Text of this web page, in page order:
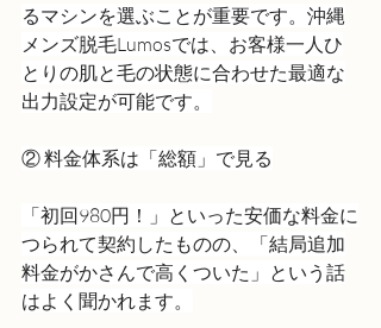
るマシンを選ぶことが重要です。沖縄
メンズ脱毛Lumosでは、お客様一人ひ
とりの肌と毛の状態に合わせた最適な
出力設定が可能です。
② 料金体系は「総額」で見る
「初回980円！」といった安価な料金に
つられて契約したものの、「結局追加
料金がかさんで高くついた」という話
はよく聞かれます。